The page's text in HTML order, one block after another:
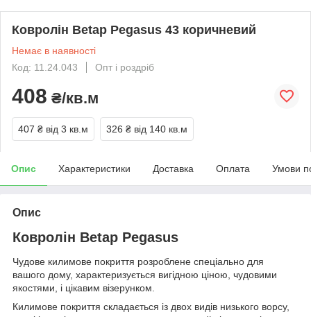
Ковролін Betap Pegasus 43 коричневий
Немає в наявності
Код: 11.24.043
Опт і роздріб
408 ₴/кв.м
407 ₴ від 3 кв.м 326 ₴ від 140 кв.м
Опис Характеристики Доставка Оплата Умови
Опис
Ковролін Betap Pegasus
Чудове килимове покриття розроблене спеціально для
вашого дому, характеризується вигідною ціною, чудовими
якостями, і цікавим візерунком.
Килимове покриття складається із двох видів низького ворсу,